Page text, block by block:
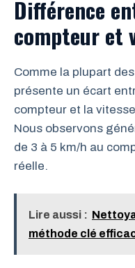
Différence
compteur et
Comme la plupart
présente un écart
compteur et la
Nous observons
de 3 à 5 km/h au
réelle.
Lire aussi :
méthode clé